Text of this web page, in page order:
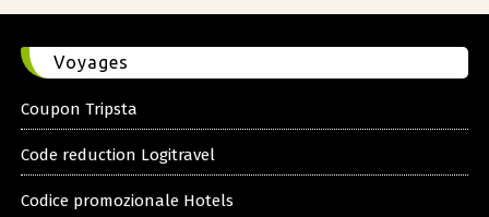
Voyages
Coupon Tripsta
Code reduction Logitravel
Codice promozionale Hotels